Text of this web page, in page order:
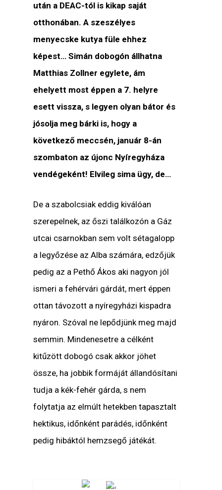
után a DEAC-tól is kikap saját
otthonában. A szeszélyes
menyecske kutya füle ehhez
képest… Simán dobogón állhatna
Matthias Zollner egylete, ám
ehelyett most éppen a 7. helyre
esett vissza, s legyen olyan bátor és
jósolja meg bárki is, hogy a
következő meccsén, január 8-án
szombaton az újonc Nyíregyháza
vendégeként! Elvileg sima ügy, de…
De a szabolcsiak eddig kiválóan
szerepelnek, az őszi találkozón a Gáz
utcai csarnokban sem volt sétagalopp
a legyőzése az Alba számára, edzőjük
pedig az a Pethő Ákos aki nagyon jól
ismeri a fehérvári gárdát, mert éppen
ottan távozott a nyíregyházi kispadra
nyáron. Szóval ne lepődjünk meg majd
semmin. Mindenesetre a célként
kitűzött dobogó csak akkor jöhet
össze, ha jobbik formáját állandósítani
tudja a kék-fehér gárda, s nem
folytatja az elmúlt hetekben tapasztalt
hektikus, időnként parádés, időnként
pedig hibáktól hemzsegő játékát.